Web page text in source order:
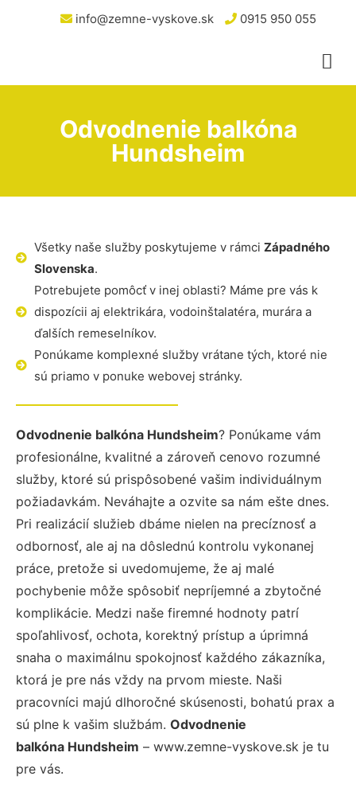
info@zemne-vyskove.sk 0915 950 055
Odvodnenie balkóna
Hundsheim
Všetky naše služby poskytujeme v rámci Západného
Slovenska.
Potrebujete pomôcť v inej oblasti? Máme pre vás k
dispozícii aj elektrikára, vodoinštalatéra, murára a
ďalších remeselníkov.
Ponúkame komplexné služby vrátane tých, ktoré nie
sú priamo v ponuke webovej stránky.
Odvodnenie balkóna Hundsheim? Ponúkame vám
profesionálne, kvalitné a zároveň cenovo rozumné
služby, ktoré sú prispôsobené vašim individuálnym
požiadavkám. Neváhajte a ozvite sa nám ešte dnes.
Pri realizácií služieb dbáme nielen na precíznosť a
odbornosť, ale aj na dôslednú kontrolu vykonanej
práce, pretože si uvedomujeme, že aj malé
pochybenie môže spôsobiť nepríjemné a zbytočné
komplikácie. Medzi naše firemné hodnoty patrí
spoľahlivosť, ochota, korektný prístup a úprimná
snaha o maximálnu spokojnosť každého zákazníka,
ktorá je pre nás vždy na prvom mieste. Naši
pracovníci majú dlhoročné skúsenosti, bohatú prax a
sú plne k vašim službám. Odvodnenie
balkóna Hundsheim – www.zemne-vyskove.sk je tu
pre vás.